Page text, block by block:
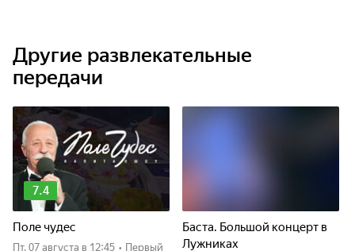
Другие развлекательные
передачи
7.4
Поле чудес
пт, 07 августа в 12:45 • Первый
Баста. Большой концерт в
Лужниках